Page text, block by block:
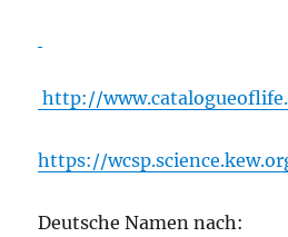
http://
https://
Deutsche Namen nach: